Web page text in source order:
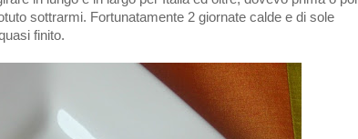
sottrarmi. Fortunatamente 2 giornate calde e di sole
finito.